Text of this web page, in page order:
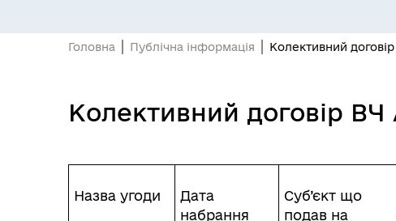
Головна Публічна інформація Колективний
Колективний договір ВЧ
Назва угоди
Дата
набрання
Суб’єкт що
подав на